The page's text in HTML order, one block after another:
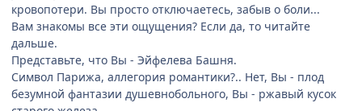
кровопотери. Вы просто отключаетесь, забыв о боли...
Вам знакомы все эти ощущения? Если да, то читайте
дальше.
Представьте, что Вы - Эйфелева Башня.
Символ Парижа, аллегория романтики?.. Нет, Вы - плод
безумной фантазии душевнобольного, Вы - ржавый кусок